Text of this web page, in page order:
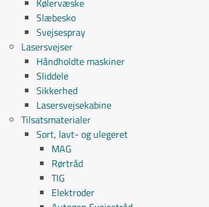
Kølervæske
Slæbesko
Svejsespray
Lasersvejser
Håndholdte maskiner
Sliddele
Sikkerhed
Lasersvejsekabine
Tilsatsmaterialer
Sort, lavt- og ulegeret
MAG
Rørtråd
TIG
Elektroder